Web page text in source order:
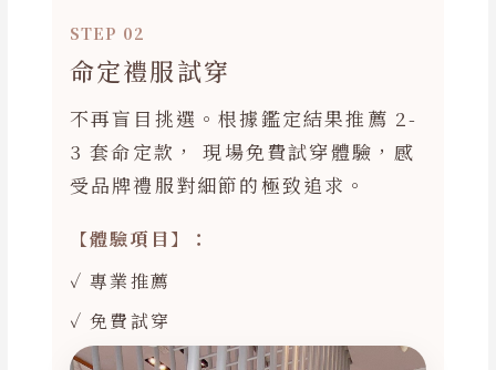
STEP 02
命定禮服試穿
不再盲目挑選。根據鑑定結果推薦 2-
3 套命定款， 現場免費試穿體驗，感
受品牌禮服對細節的極致追求。
【體驗項目】：
✓ 專業推薦
✓ 免費試穿